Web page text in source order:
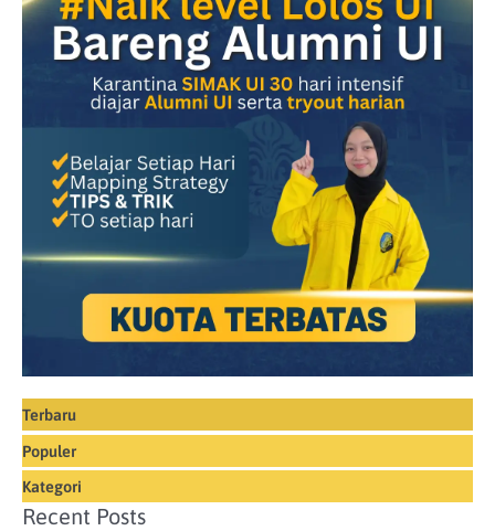
Terbaru
Populer
Kategori
Recent Posts